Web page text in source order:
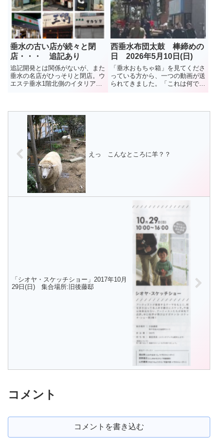
夏、8月13日に閉店とのこと。残
念だが、イオンモール神戸南...
は6日に試験操業が行われ、イカ
ナゴのシンコ漁は3月17日に解...
垂水の古い店が続々と閉
店・・・ 追記あり
追記開発とは関係がないが、また
垂水の名店がひっそりと閉店。ウ
エステ垂水1階北側のイタリアン
昨年12月27日に閉店したとのこ
と。（2026年3月） ...
西垂水布団太鼓 棒締めの
日 2026年5月10日(日)
「垂水おもちゃ箱」を見てくださ
っている方から、一つの動画が送
られてきました。「これは何でし
えっ こんなところに羊？？
「シオヤ・スケッチショー」2017年10月
29日(日) 集合場所:旧後藤邸
コメント
コメントを書き込む